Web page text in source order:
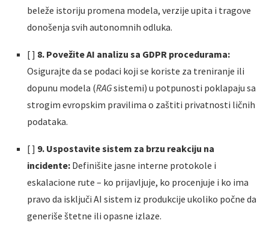
beleže istoriju promena modela, verzije upita i tragove
donošenja svih autonomnih odluka.
[ ] 8. Povežite AI analizu sa GDPR procedurama:
Osigurajte da se podaci koji se koriste za treniranje ili
dopunu modela (RAGsistemi) u potpunosti poklapaju sa
strogim evropskim pravilima o zaštiti privatnosti ličnih
podataka.
[ ] 9. Uspostavite sistem za brzu reakciju na
incidente: Definišite jasne interne protokole i
eskalacione rute – ko prijavljuje, ko procenjuje i ko ima
pravo da isključi AI sistem iz produkcije ukoliko počne da
generiše štetne ili opasne izlaze.